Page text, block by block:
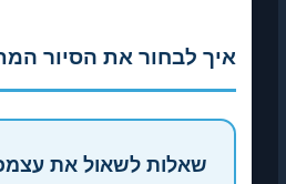
לבחור את הסיור המתאים
שאלות לשאול את עצמכם